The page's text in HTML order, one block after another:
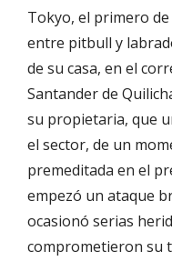
Tokyo, el primero
entre pitbull y
de su casa, en el
Santander de
su propietaria, que
el sector, de un
premeditada en el
empezó un ataque
ocasionó serias
comprometieron su